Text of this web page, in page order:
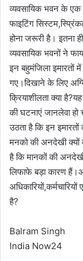
व्यवसायिक भवन के
फाइटिंग
होना जरूरी है। इतना
व्यवसायिक भवनों ने
इन बहुमंजिला
गए।दिखाने के लिए
क्रियाशीलता क्या
की घटनाएं जानलेवा
उठता है कि इन
मनको की अनदेखी क्यों
है कि मानकों की
लिफाफे बड़ा कारण
है?
Balram Singh
India Now24